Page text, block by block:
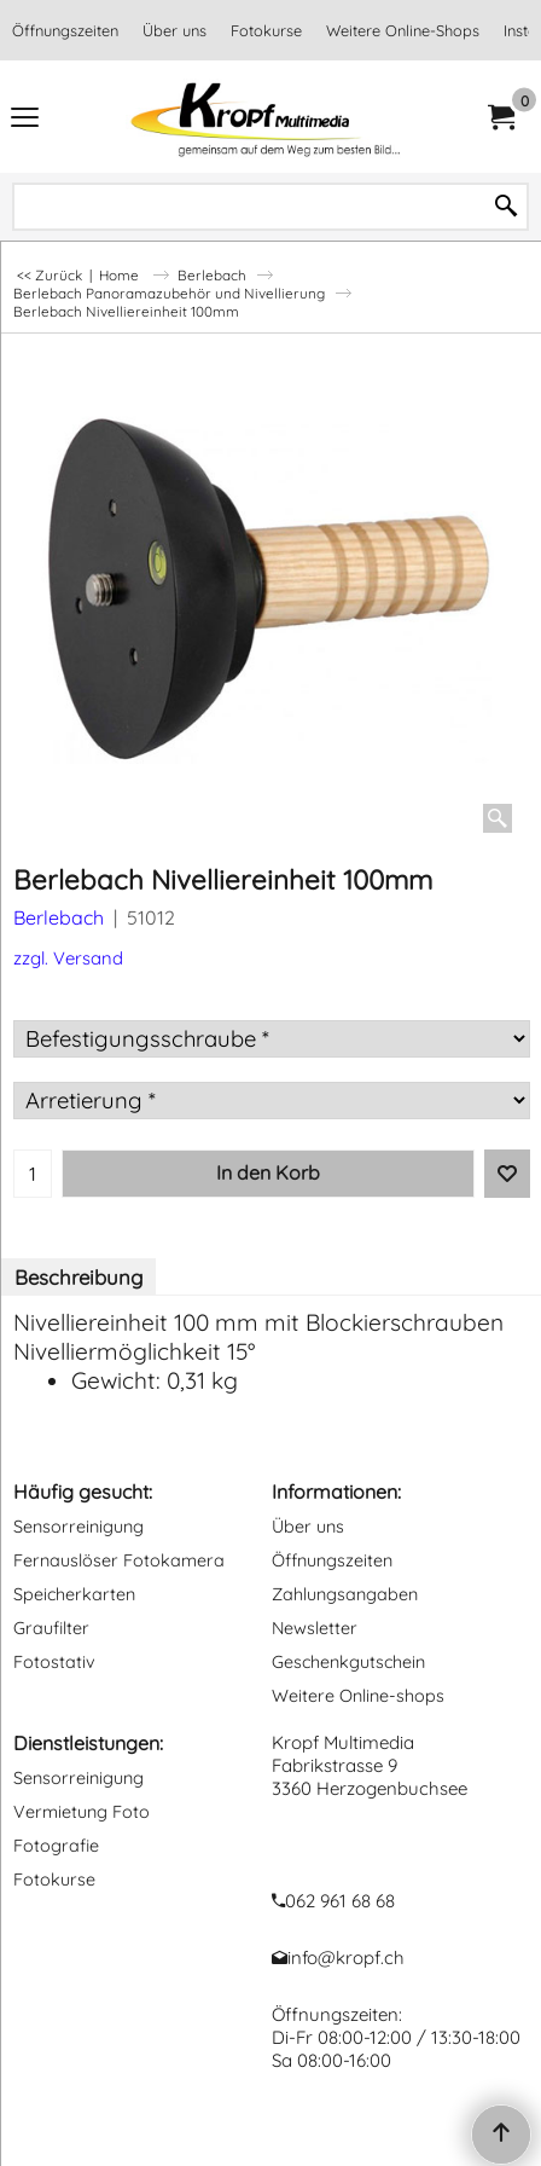
Öffnungszeiten Über uns Fotokurse Weitere Online-Shops
0
<< Zurück | Home
Berlebach
Berlebach Panoramazubehör und Nivellierung
Berlebach Nivelliereinheit 100mm
Berlebach Nivelliereinheit 100mm
Berlebach 51012
CHF99.00
Beschreibung
Nivelliereinheit 100 mm mit Blockierschrauben
Nivelliermöglichkeit 15°
Häufig gesucht:
Sensorreinigung
Fernauslöser Fotokamera
Speicherkarten
Graufilter
Fotostativ
Informationen:
Über uns
Öffnungszeiten
Zahlungsangaben
Newsletter
Geschenkgutschein
Weitere Online-shops
Dienstleistungen:
Sensorreinigung
Vermietung Foto
Fotografie
Fotokurse
Kropf Multimedia
Fabrikstrasse 9
3360 Herzogenbuchsee
062 961 68 68
info@kropf.ch
Öffnungszeiten:
Di-Fr 08:00-12:00 / 13:30-18:00
Sa 08:00-16:00